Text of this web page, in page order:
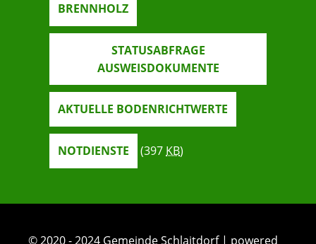
BRENNHOLZ
STATUSABFRAGE
AUSWEISDOKUMENTE
AKTUELLE BODENRICHTWERTE
NOTDIENSTE (397 KB)
© 2020 - 2024 Gemeinde Schlaitdorf | powered